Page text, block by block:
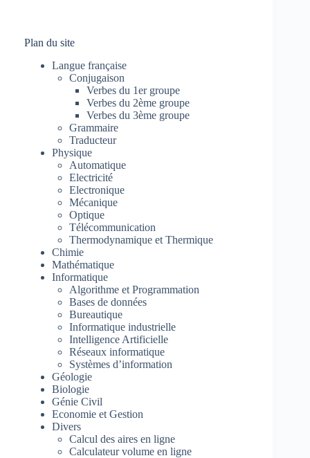
Plan du site
Langue française
Conjugaison
Verbes du 1er groupe
Verbes du 2ème groupe
Verbes du 3ème groupe
Grammaire
Traducteur
Physique
Automatique
Electricité
Electronique
Mécanique
Optique
Télécommunication
Thermodynamique et Thermique
Chimie
Mathématique
Informatique
Algorithme et Programmation
Bases de données
Bureautique
Informatique industrielle
Intelligence Artificielle
Réseaux informatique
Systèmes d’information
Géologie
Biologie
Génie Civil
Economie et Gestion
Divers
Calcul des aires en ligne
Calculateur volume en ligne